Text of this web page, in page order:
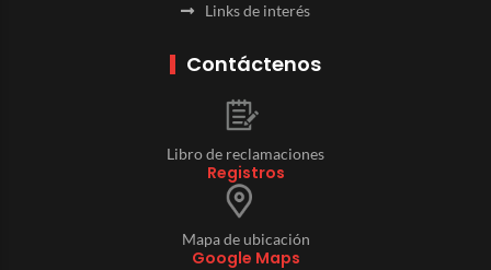
Links de interés
Contáctenos
Libro de reclamaciones
Registros
Mapa de ubicación
Google Maps